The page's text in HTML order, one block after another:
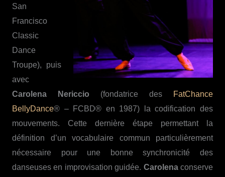
San
Francisco
Classic
Dance
Troupe), puis
avec
Carolena Nericcio (fondatrice des
FatChance
BellyDance® – FCBD® en 1987) la codification des
mouvements. Cette dernière étape permettant la
définition d’un vocabulaire commun particulièrement
nécessaire pour une bonne synchronicité des
danseuses en improvisation guidée. Carolenaconserve